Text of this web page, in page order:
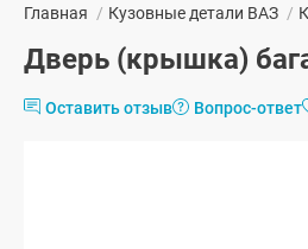
Главная / Кузовные детали ВАЗ /
Дверь (крышка)
Оставить отзыв Вопрос-ответ